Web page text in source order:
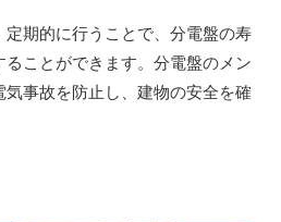
期的に行うことで、分電盤の寿
ことができます。分電盤のメン
事故を防止し、建物の安全を確